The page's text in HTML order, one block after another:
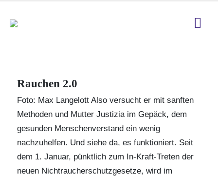
Rauchen 2.0
Foto: Max Langelott Also versucht er mit sanften
Methoden und Mutter Justizia im Gepäck, dem
gesunden Menschenverstand ein wenig
nachzuhelfen. Und siehe da, es funktioniert. Seit
dem 1. Januar, pünktlich zum In-Kraft-Treten der
neuen Nichtraucherschutzgesetze, wird im